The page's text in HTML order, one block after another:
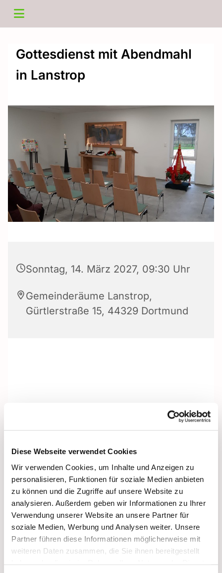
Diese Webseite verwendet Cookies
Wir verwenden Cookies, um Inhalte und Anzeigen zu
personalisieren, Funktionen für soziale Medien anbieten
zu können und die Zugriffe auf unsere Website zu
analysieren. Außerdem geben wir Informationen zu Ihrer
Verwendung unserer Website an unsere Partner für
soziale Medien, Werbung und Analysen weiter. Unsere
Partner führen diese Informationen möglicherweise mit
weiteren Daten zusammen, die Sie ihnen bereitgestellt
Gottesdienst mit Abendmahl
in Lanstrop
Sonntag, 14. März 2027, 09:30 Uhr
Gemeinderäume Lanstrop,
Gürtlerstraße 15, 44329 Dortmund
Dies könnte Sie auch